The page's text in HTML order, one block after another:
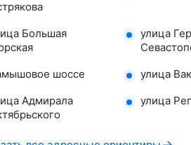
Большая
улица
шоссе
улица
Адмирала
улица